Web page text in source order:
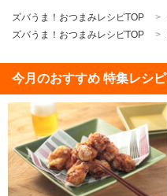
ズバうま！おつまみレシピTOP
ズバうま！おつまみレシピTOP
今月のおすすめ 特集レシピ